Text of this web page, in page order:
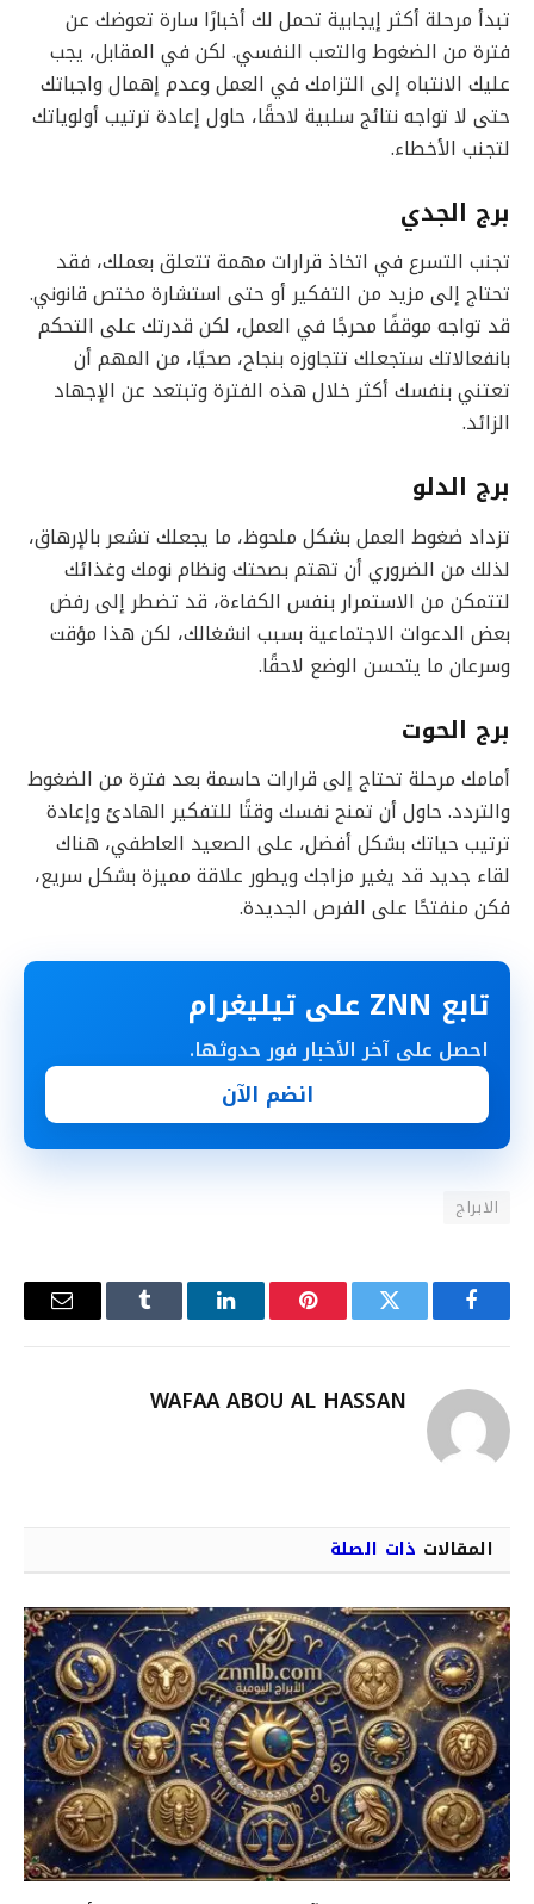
تبدأ مرحلة أكثر إيجابية تحمل لك أخبارًا سارة تعوضك عن
فترة من الضغوط والتعب النفسي. لكن في المقابل، يجب
عليك الانتباه إلى التزامك في العمل وعدم إهمال واجباتك
حتى لا تواجه نتائج سلبية لاحقًا، حاول إعادة ترتيب أولوياتك
لتجنب الأخطاء.
برج الجدي
تجنب التسرع في اتخاذ قرارات مهمة تتعلق بعملك، فقد
تحتاج إلى مزيد من التفكير أو حتى استشارة مختص قانوني.
قد تواجه موقفًا محرجًا في العمل، لكن قدرتك على التحكم
بانفعالاتك ستجعلك تتجاوزه بنجاح، صحيًا، من المهم أن
تعتني بنفسك أكثر خلال هذه الفترة وتبتعد عن الإجهاد
الزائد.
برج الدلو
تزداد ضغوط العمل بشكل ملحوظ، ما يجعلك تشعر بالإرهاق،
لذلك من الضروري أن تهتم بصحتك ونظام نومك وغذائك
لتتمكن من الاستمرار بنفس الكفاءة، قد تضطر إلى رفض
بعض الدعوات الاجتماعية بسبب انشغالك، لكن هذا مؤقت
وسرعان ما يتحسن الوضع لاحقًا.
برج الحوت
أمامك مرحلة تحتاج إلى قرارات حاسمة بعد فترة من الضغوط
والتردد. حاول أن تمنح نفسك وقتًا للتفكير الهادئ وإعادة
ترتيب حياتك بشكل أفضل، على الصعيد العاطفي، هناك
لقاء جديد قد يغير مزاجك ويطور علاقة مميزة بشكل سريع،
فكن منفتحًا على الفرص الجديدة.
تابع ZNN على تيليغرام
احصل على آخر الأخبار فور حدوثها.
انضم الآن
الابراج
فيسبوك تويتر بينتيريستلينكدإن Tumblr
البريد
WAFAA ABOU AL HASSAN
المقالات ذات الصلة